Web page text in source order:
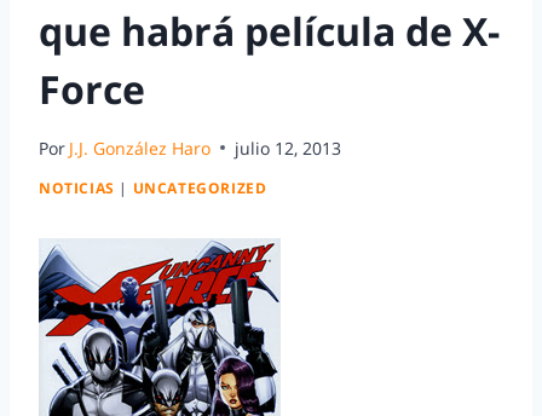
que habrá película de X-
Force
Por J.J. González Haro julio 12, 2013
NOTICIAS | UNCATEGORIZED